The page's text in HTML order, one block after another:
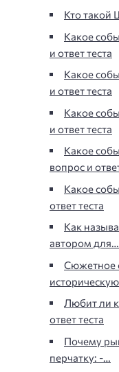
Кто такой
Какое
и ответ теста
Какое
и ответ теста
Какое
и ответ теста
Какое
вопрос и
Какое
ответ теста
Как
автором для…
Сюжетное
Любит ли
ответ теста
Почему
перчатку: -…